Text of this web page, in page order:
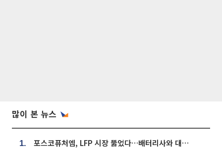
많이 본 뉴스
1. 포스코퓨처엠, LFP 시장 뚫었다…배터리사와 대규모 장기 공급 합의